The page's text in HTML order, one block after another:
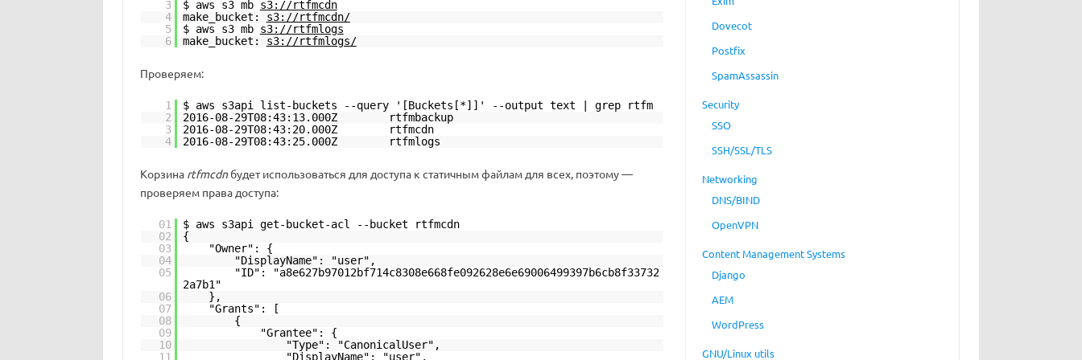
3 $ aws s3 mb s3://rtfmcdn
4
make_bucket: s3://rtfmcdn/
5
$ aws s3 mb s3://rtfmlogs
6
make_bucket: s3://rtfmlogs/
Проверяем:
1
$ aws s3api list-buckets --query '[Buckets[*]]' --output text | grep rtfm
2
2016-08-29T08:43:13.000Z rtfmbackup
3
2016-08-29T08:43:20.000Z rtfmcdn
4
2016-08-29T08:43:25.000Z rtfmlogs
Корзина rtfmcdnбудет использоваться для доступа к статичным файлам для всех, поэтому —
проверяем права доступа:
01
$ aws s3api get-bucket-acl --bucket rtfmcdn
02
{
03
"Owner": {
04
"DisplayName": "user",
05
"ID": "a8e627b97012bf714c8308e668fe092628e6e69006499397b6cb8f33732
2a7b1"
06
},
07
"Grants": [
08
{
09
"Grantee": {
10
"Type": "CanonicalUser",
11
"DisplayName": "user",
Dovecot
Postfix
SpamAssassin
Security
SSO
SSH/SSL/TLS
Networking
DNS/BIND
OpenVPN
Content Management Systems
Django
AEM
WordPress
GNU/Linux utils